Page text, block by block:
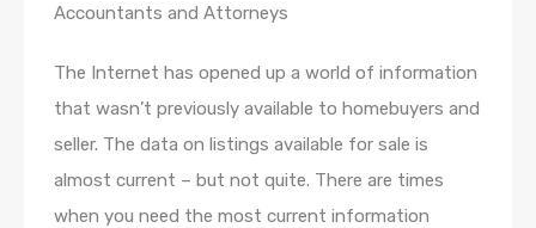
Accountants and Attorneys
The Internet has opened up a world of information
that wasn’t previously available to homebuyers and
seller. The data on listings available for sale is
almost current – but not quite. There are times
when you need the most current information